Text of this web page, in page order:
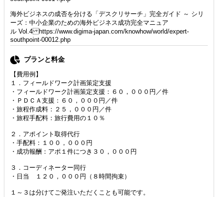
海外ビジネスの成否を分ける「デスクリサーチ」完全ガイド ～ シリ
ーズ：中小企業のための海外ビジネス成功完全マニュア
ル Vol.4 https://www.digima-japan.com/knowhow/world/expert-
southpoint-00012.php
プランと料金
【費用例】
１．フィールドワーク計画策定支援
・フィールドワーク計画策定支援：６０，０００円／件
・ＰＤＣＡ支援：６０，０００円／件
・旅程作成料：２５，０００円／件
・旅程手配料：旅行費用の１０％
２．アポイント取得代行
・手配料：１００，０００円
・成功報酬：アポ１件につき３０，０００円
３．コーディネーター同行
・日当 １２０，０００円（８時間拘束）
１～３は分けてご発注いただくことも可能です。